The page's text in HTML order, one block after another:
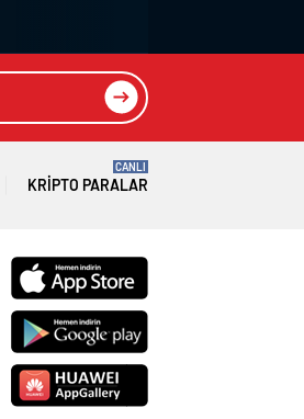
KRIPTO PARALAR
CANLI